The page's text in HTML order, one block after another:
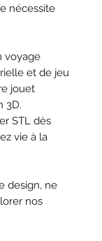
nécessite
voyage
et de jeu
jouet
3D.
STL dès
vie à la
design, ne
nos